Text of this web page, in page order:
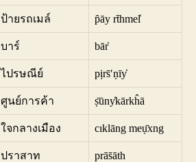
ป้ายรถเมล์ p̂āy rt̄hmel̒
บาร์ bār̒
ไปรษณีย์ pịrs̄ʹṇīy̒
ศูนย์การค้า ṣ̄ūny̒kārkĥā
ใจกลางเมือง cıklāng meụ̄xng
ปราสาท prās̄āth